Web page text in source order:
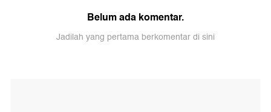
Belum ada komentar.
Jadilah yang pertama berkomentar di sini